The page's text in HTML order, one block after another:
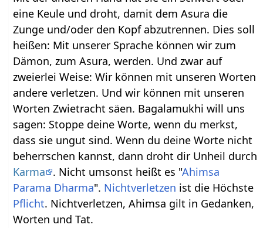
eine Keule und droht, damit dem Asura die
Zunge und/oder den Kopf abzutrennen. Dies soll
heißen: Mit unserer Sprache können wir zum
Dämon, zum Asura, werden. Und zwar auf
zweierlei Weise: Wir können mit unseren Worten
andere verletzen. Und wir können mit unseren
Worten Zwietracht säen. Bagalamukhi will uns
sagen: Stoppe deine Worte, wenn du merkst,
dass sie ungut sind. Wenn du deine Worte nicht
beherrschen kannst, dann droht dir Unheil durch
Karma
. Nicht umsonst heißt es "Ahimsa
Parama Dharma". Nichtverletzen ist die Höchste
Pflicht. Nichtverletzen, Ahimsa gilt in Gedanken,
Worten und Tat.